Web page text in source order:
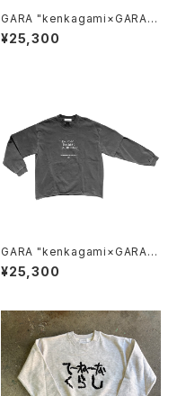
GARA "kenkagami×GARA L
AYER SLEEVE T-SHIRT"(BL
ACK×WHITE)
¥25,300
GARA "kenkagami×GARA L
AYER SLEEVE T-SHIRT"(GR
AY×WHITE)
¥25,300